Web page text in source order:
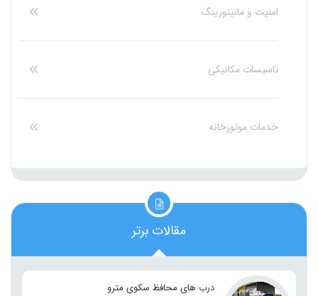
امنیت و مانیتورینگ
تاسیسات مکانیکی
خدمات موتورخانه
مقالات برتر
درب های محافظ سکوی مترو